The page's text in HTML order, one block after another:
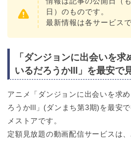
日）のものです。
最新情報は各サービス
「ダンジョンに出会いを
いるだろうかlll」を最安で
アニメ「ダンジョンに出会いを求
ろうかlll」(ダンまち第3期)を最安
メストアです。
定額見放題の動画配信サービスは